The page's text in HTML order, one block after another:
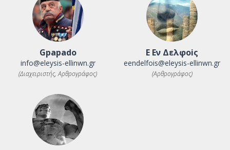
Gpapado
info@eleysis-ellinwn.gr
(Διαχειριστής, Αρθρογράφος)
Ε Εν Δελφοiς
eendelfois@eleysis-ellinwn.gr
(Αρθρογράφος)